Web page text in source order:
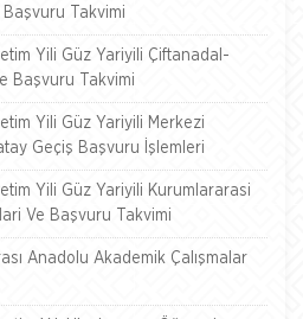
Takvimi
Yili Güz Yariyili Çiftanadal-
Başvuru Takvimi
Yili Güz Yariyili Merkezi
Geçiş Başvuru İşlemleri
Yili Güz Yariyili Kurumlararasi
Ve Başvuru Takvimi
Anadolu Akademik Çalışmalar